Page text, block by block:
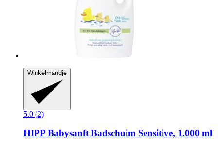
Winkelmandje
5.0 (2)
HIPP Babysanft Badschuim Sensitive, 1.000 ml